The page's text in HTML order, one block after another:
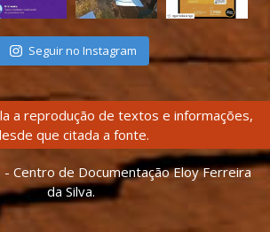
Seguir no Instagram
a reprodução de textos e informações,
que citada a fonte.
Centro de Documentação Eloy Ferreira
da Silva.